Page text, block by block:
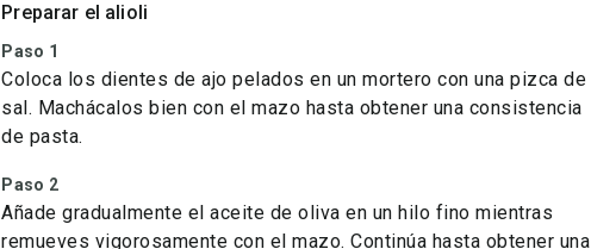
Preparar el alioli
Paso 1
Coloca los dientes de ajo pelados en un mortero con una pizca de
sal. Machácalos bien con el mazo hasta obtener una consistencia
de pasta.
Paso 2
Añade gradualmente el aceite de oliva en un hilo fino mientras
remueves vigorosamente con el mazo. Continúa hasta obtener una